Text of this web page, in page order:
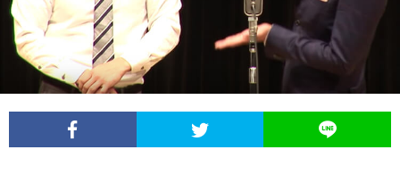
イ
レ
ネ